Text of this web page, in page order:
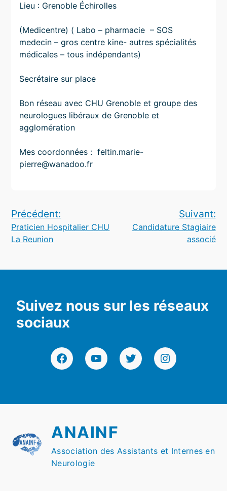
Lieu : Grenoble Échirolles
(Medicentre) ( Labo – pharmacie – SOS
medecin – gros centre kine- autres spécialités
médicales – tous indépendants)
Secrétaire sur place
Bon réseau avec CHU Grenoble et groupe des
neurologues libéraux de Grenoble et
agglomération
Mes coordonnées : feltin.marie-
pierre@wanadoo.fr
Navigation
de
Précédent:
Praticien Hospitalier CHU
La Reunion
Suivant:
Candidature Stagiaire
associé
Suivez nous sur les réseaux
sociaux
FacebookYouTubeTwitterInstagram
ANAINF
Association des Assistants et Internes en
Neurologie